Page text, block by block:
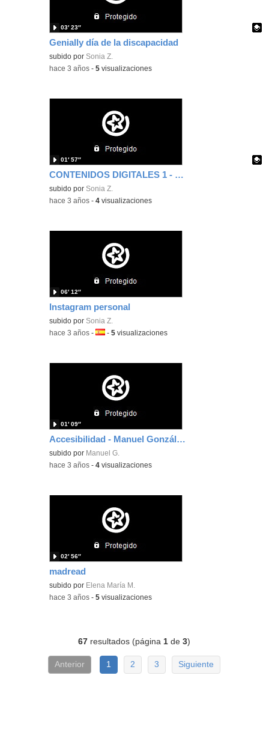
Genially día de la discapacidad
Contenido educativo.
subido por Sonia Z.
03′ 23″
-hace 3 años -5 visualizaciones
CONTENIDOS DIGITALES 1 - CANVA
Contenido educativo.
subido por Sonia Z.
01′ 57″
-hace 3 años -4 visualizaciones
Instagram personal
subido por Sonia Z.
06′ 12″
-hace 3 años -Idioma:
-5 visualizaciones
Accesibilidad - Manuel González Pérez
subido por Manuel G.
01′ 09″
-hace 3 años -4 visualizaciones
madread
subido por Elena María M.
02′ 56″
-hace 3 años -5 visualizaciones
67 resultados (página 1 de3)
Anterior 1 2 3 Siguiente